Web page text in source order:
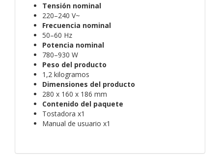
Tensión nominal
220–240 V~
Frecuencia nominal
50–60 Hz
Potencia nominal
780–930 W
Peso del producto
1,2 kilogramos
Dimensiones del producto
280 x 160 x 186 mm
Contenido del paquete
Tostadora x1
Manual de usuario x1